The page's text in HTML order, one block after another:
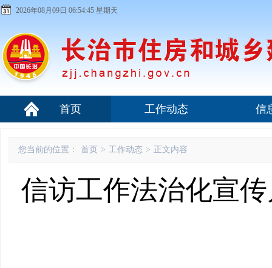
2026年08月09日 06:54:46 星期天
首页 工作动态 信
您当前的位置： 首页 > 工作动态 > 正文内容
信访工作法治化宣